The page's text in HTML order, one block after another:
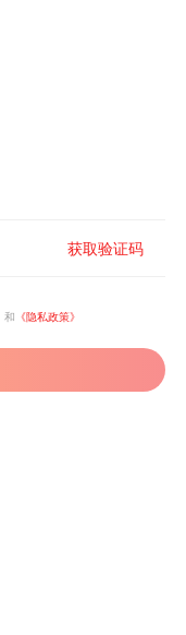
获取验证码
和 《隐私政策》